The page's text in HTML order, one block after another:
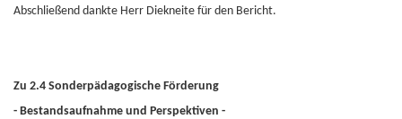
Abschließend dankte Herr Diekneite für den Bericht.
Zu 2.4 Sonderpädagogische Förderung
- Bestandsaufnahme und Perspektiven -